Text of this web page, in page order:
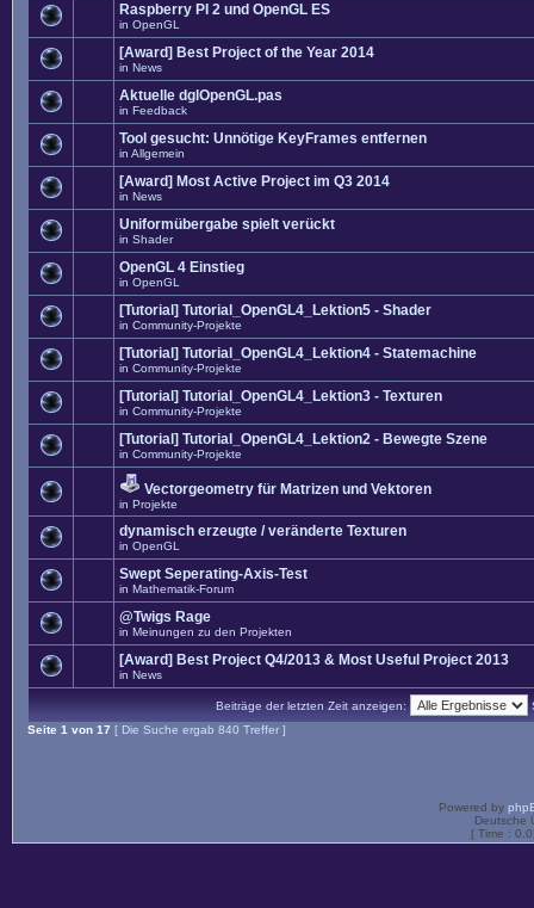
Raspberry PI 2 und OpenGL ES
in OpenGL
[Award] Best Project of the Year 2014
in News
Aktuelle dglOpenGL.pas
in Feedback
Tool gesucht: Unnötige KeyFrames entfernen
in Allgemein
[Award] Most Active Project im Q3 2014
in News
Uniformübergabe spielt verückt
in Shader
OpenGL 4 Einstieg
in OpenGL
[Tutorial] Tutorial_OpenGL4_Lektion5 - Shader
in Community-Projekte
[Tutorial] Tutorial_OpenGL4_Lektion4 - Statemachine
in Community-Projekte
[Tutorial] Tutorial_OpenGL4_Lektion3 - Texturen
in Community-Projekte
[Tutorial] Tutorial_OpenGL4_Lektion2 - Bewegte Szene
in Community-Projekte
Vectorgeometry für Matrizen und Vektoren
in Projekte
dynamisch erzeugte / veränderte Texturen
in OpenGL
Swept Seperating-Axis-Test
in Mathematik-Forum
@Twigs Rage
in Meinungen zu den Projekten
[Award] Best Project Q4/2013 & Most Useful Project 2013
in News
Beiträge der letzten Zeit anzeigen:
Seite 1 von 17 [ Die Suche ergab 840 Treffer ]
Powered by
Deutsche
[ Time :